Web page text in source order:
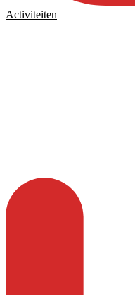
Activiteiten